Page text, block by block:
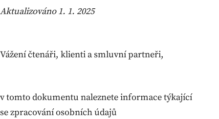
Aktualizováno 1. 1. 2025
Vážení čtenáři, klienti a smluvní partneři,
v tomto dokumentu naleznete informace týkající
se zpracování osobních údajů